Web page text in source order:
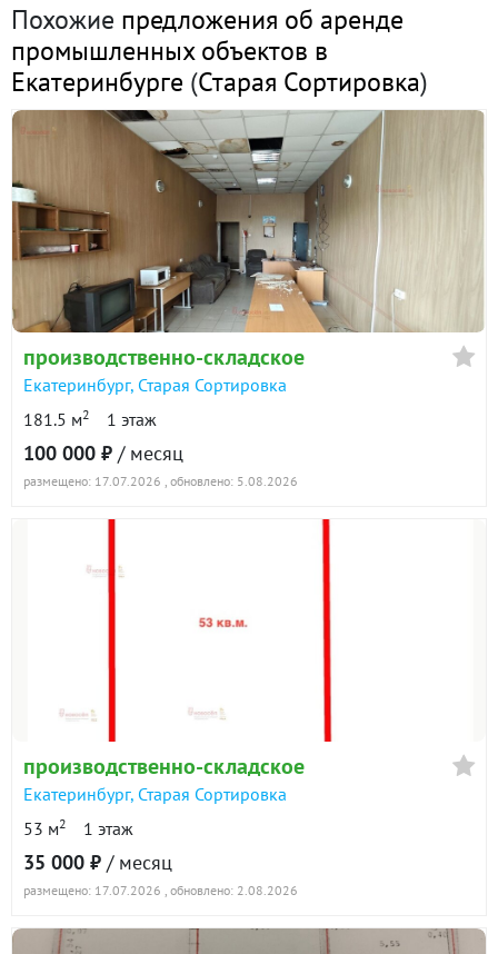
Похожие предложения об аренде
промышленных объектов в
Екатеринбурге (Старая Сортировка)
производственно-складское
Екатеринбург, Старая Сортировка
181.5 м2 1 этаж
100 000 ₽ / месяц
размещено: 17.07.2026 , обновлено: 5.08.2026
производственно-складское
Екатеринбург, Старая Сортировка
53 м2 1 этаж
35 000 ₽ / месяц
размещено: 17.07.2026 , обновлено: 2.08.2026